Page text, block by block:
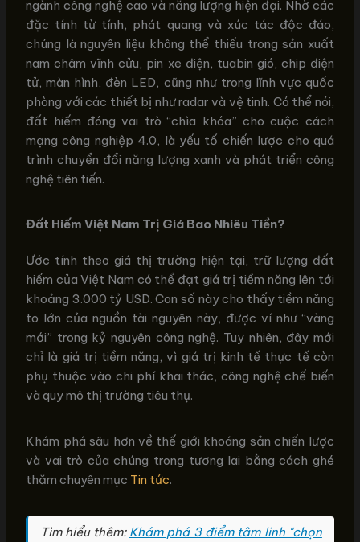
ngành công nghệ cao và năng lượng hiện đại. Nhờ các
đặc tính từ tính, phát quang và xúc tác độc đáo,
chúng là nguyên liệu không thể thiếu trong sản xuất
nam châm vĩnh cửu, pin xe điện, tuabin gió, chip điện
tử, màn hình, đèn LED, cũng như trong lĩnh vực quốc
phòng với các thiết bị như radar và vệ tinh. Có thể nói,
đất hiếm đóng vai trò “chìa khóa” cho cuộc cách
mạng công nghiệp 4.0, là yếu tố chiến lược cho quá
trình chuyển đổi năng lượng xanh và phát triển công
nghệ tiên tiến.
Đất Hiếm Việt Nam Trị Giá Bao Nhiêu Tiền?
Ước tính theo giá thị trường hiện tại, trữ lượng đất
hiếm của Việt Nam có thể đạt giá trị tiềm năng lên tới
khoảng 3.000 tỷ USD. Con số này cho thấy tiềm năng
to lớn của nguồn tài nguyên này, được ví như “vàng
mới” trong kỷ nguyên công nghệ. Tuy nhiên, đây mới
chỉ là giá trị tiềm năng, vì giá trị kinh tế thực tế còn
phụ thuộc vào chi phí khai thác, công nghệ chế biến
và quy mô thị trường tiêu thụ.
Khám phá sâu hơn về thế giới khoáng sản chiến lược
và vai trò của chúng trong tương lai bằng cách ghé
thăm chuyên mục Tin tức.
Tìm hiểu thêm: Khám phá 3 điểm tâm linh "chọn